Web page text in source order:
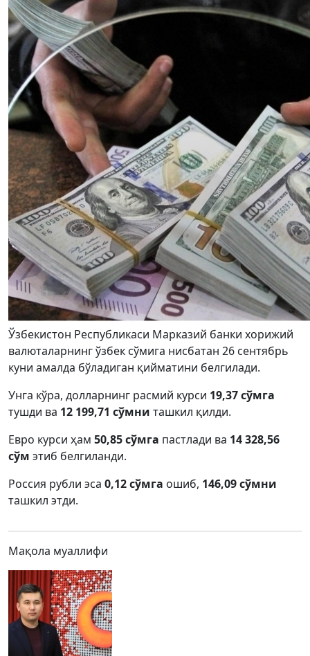
Ўзбекистон Республикаси Марказий банки хорижий
валюталарнинг ўзбек сўмига нисбатан 26 сентябрь
куни амалда бўладиган қийматини белгилади.
Унга кўра, долларнинг расмий курси 19,37 сўмга
тушди ва 12 199,71 сўмни ташкил қилди.
Евро курси ҳам 50,85 сўмга пастлади ва 14 328,56
сўм этиб белгиланди.
Россия рубли эса 0,12 сўмга ошиб, 146,09 сўмни
ташкил этди.
Мақола муаллифи